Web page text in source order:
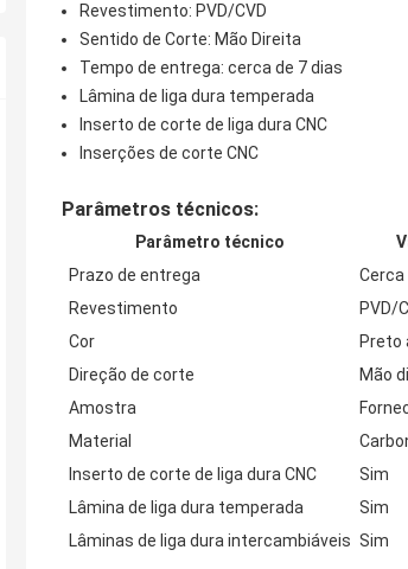
Revestimento: PVD/CVD
Sentido de Corte: Mão Direita
Tempo de entrega: cerca de 7 dias
Lâmina de liga dura temperada
Inserto de corte de liga dura CNC
Inserções de corte CNC
Parâmetros técnicos:
Parâmetro técnico
Prazo de entrega
Cerca
Revestimento
PVD/
Cor
Preto
Direção de corte
Mão
Amostra
Material
Inserto de corte de liga dura CNC
Sim
Lâmina de liga dura temperada
Sim
Lâminas de liga dura intercambiáveis Sim